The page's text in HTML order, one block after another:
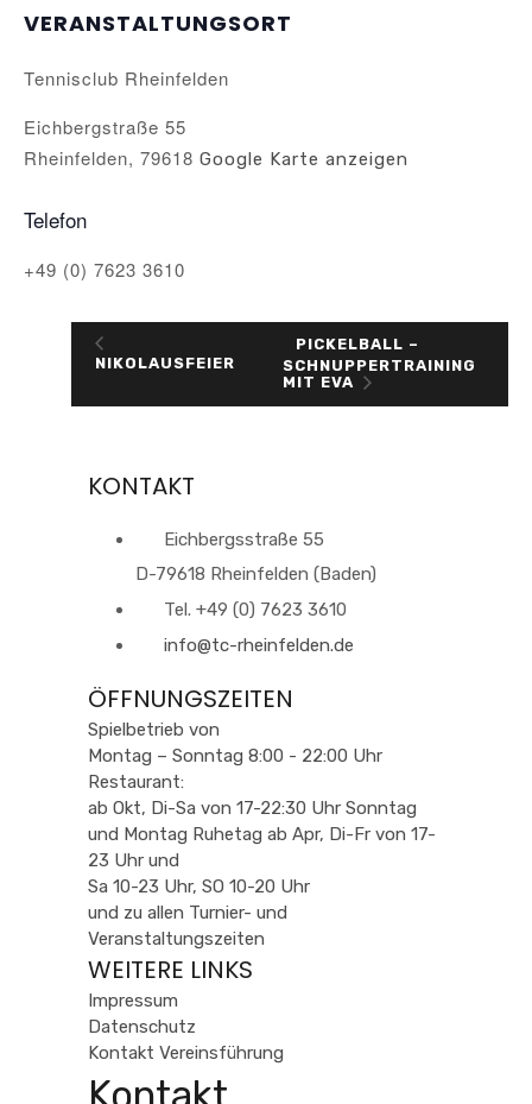
VERANSTALTUNGSORT
Tennisclub Rheinfelden
Eichbergstraße 55
Rheinfelden, 79618 Google Karte anzeigen
Telefon
+49 (0) 7623 3610
NIKOLAUSFEIER
PICKELBALL –
SCHNUPPERTRAINING
MIT EVA
KONTAKT
Eichbergsstraße 55
D-79618 Rheinfelden (Baden)
Tel. +49 (0) 7623 3610
info@tc-rheinfelden.de
ÖFFNUNGSZEITEN
Spielbetrieb von
Montag – Sonntag 8:00 - 22:00 Uhr
Restaurant:
ab Okt, Di-Sa von 17-22:30 Uhr Sonntag
und Montag Ruhetag ab Apr, Di-Fr von 17-
23 Uhr und
Sa 10-23 Uhr, SO 10-20 Uhr
und zu allen Turnier- und
Veranstaltungszeiten
WEITERE LINKS
Impressum
Datenschutz
Kontakt Vereinsführung